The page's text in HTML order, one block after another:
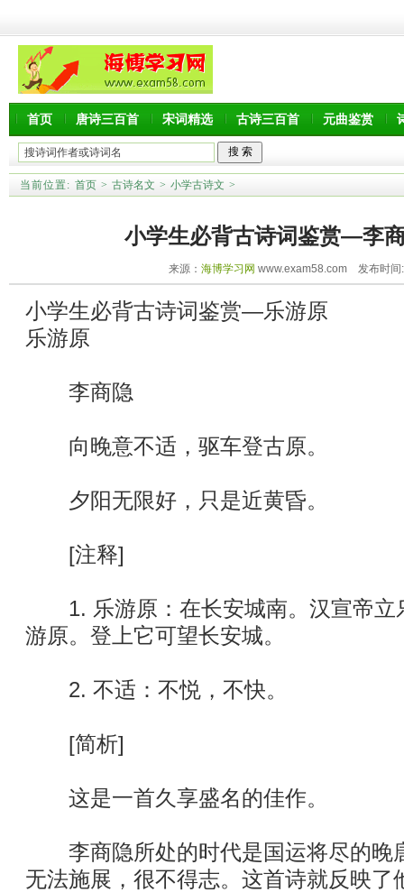
首页 唐诗三百首 宋词精选 古诗三百首 元曲鉴赏
当前位置: 首页 > 古诗名文 > 小学古诗文 >
小学生必背古诗词鉴赏—李
来源： 海博学习网 www.exam58.com 发布时间
小学生必背古诗词鉴赏—乐游原
乐游原
李商隐
向晚意不适，驱车登古原。
夕阳无限好，只是近黄昏。
[注释]
1. 乐游原：在长安城南。汉宣帝立
游原。登上它可望长安城。
2. 不适：不悦，不快。
[简析]
这是一首久享盛名的佳作。
李商隐所处的时代是国运将尽的晚
无法施展，很不得志。这首诗就反映了